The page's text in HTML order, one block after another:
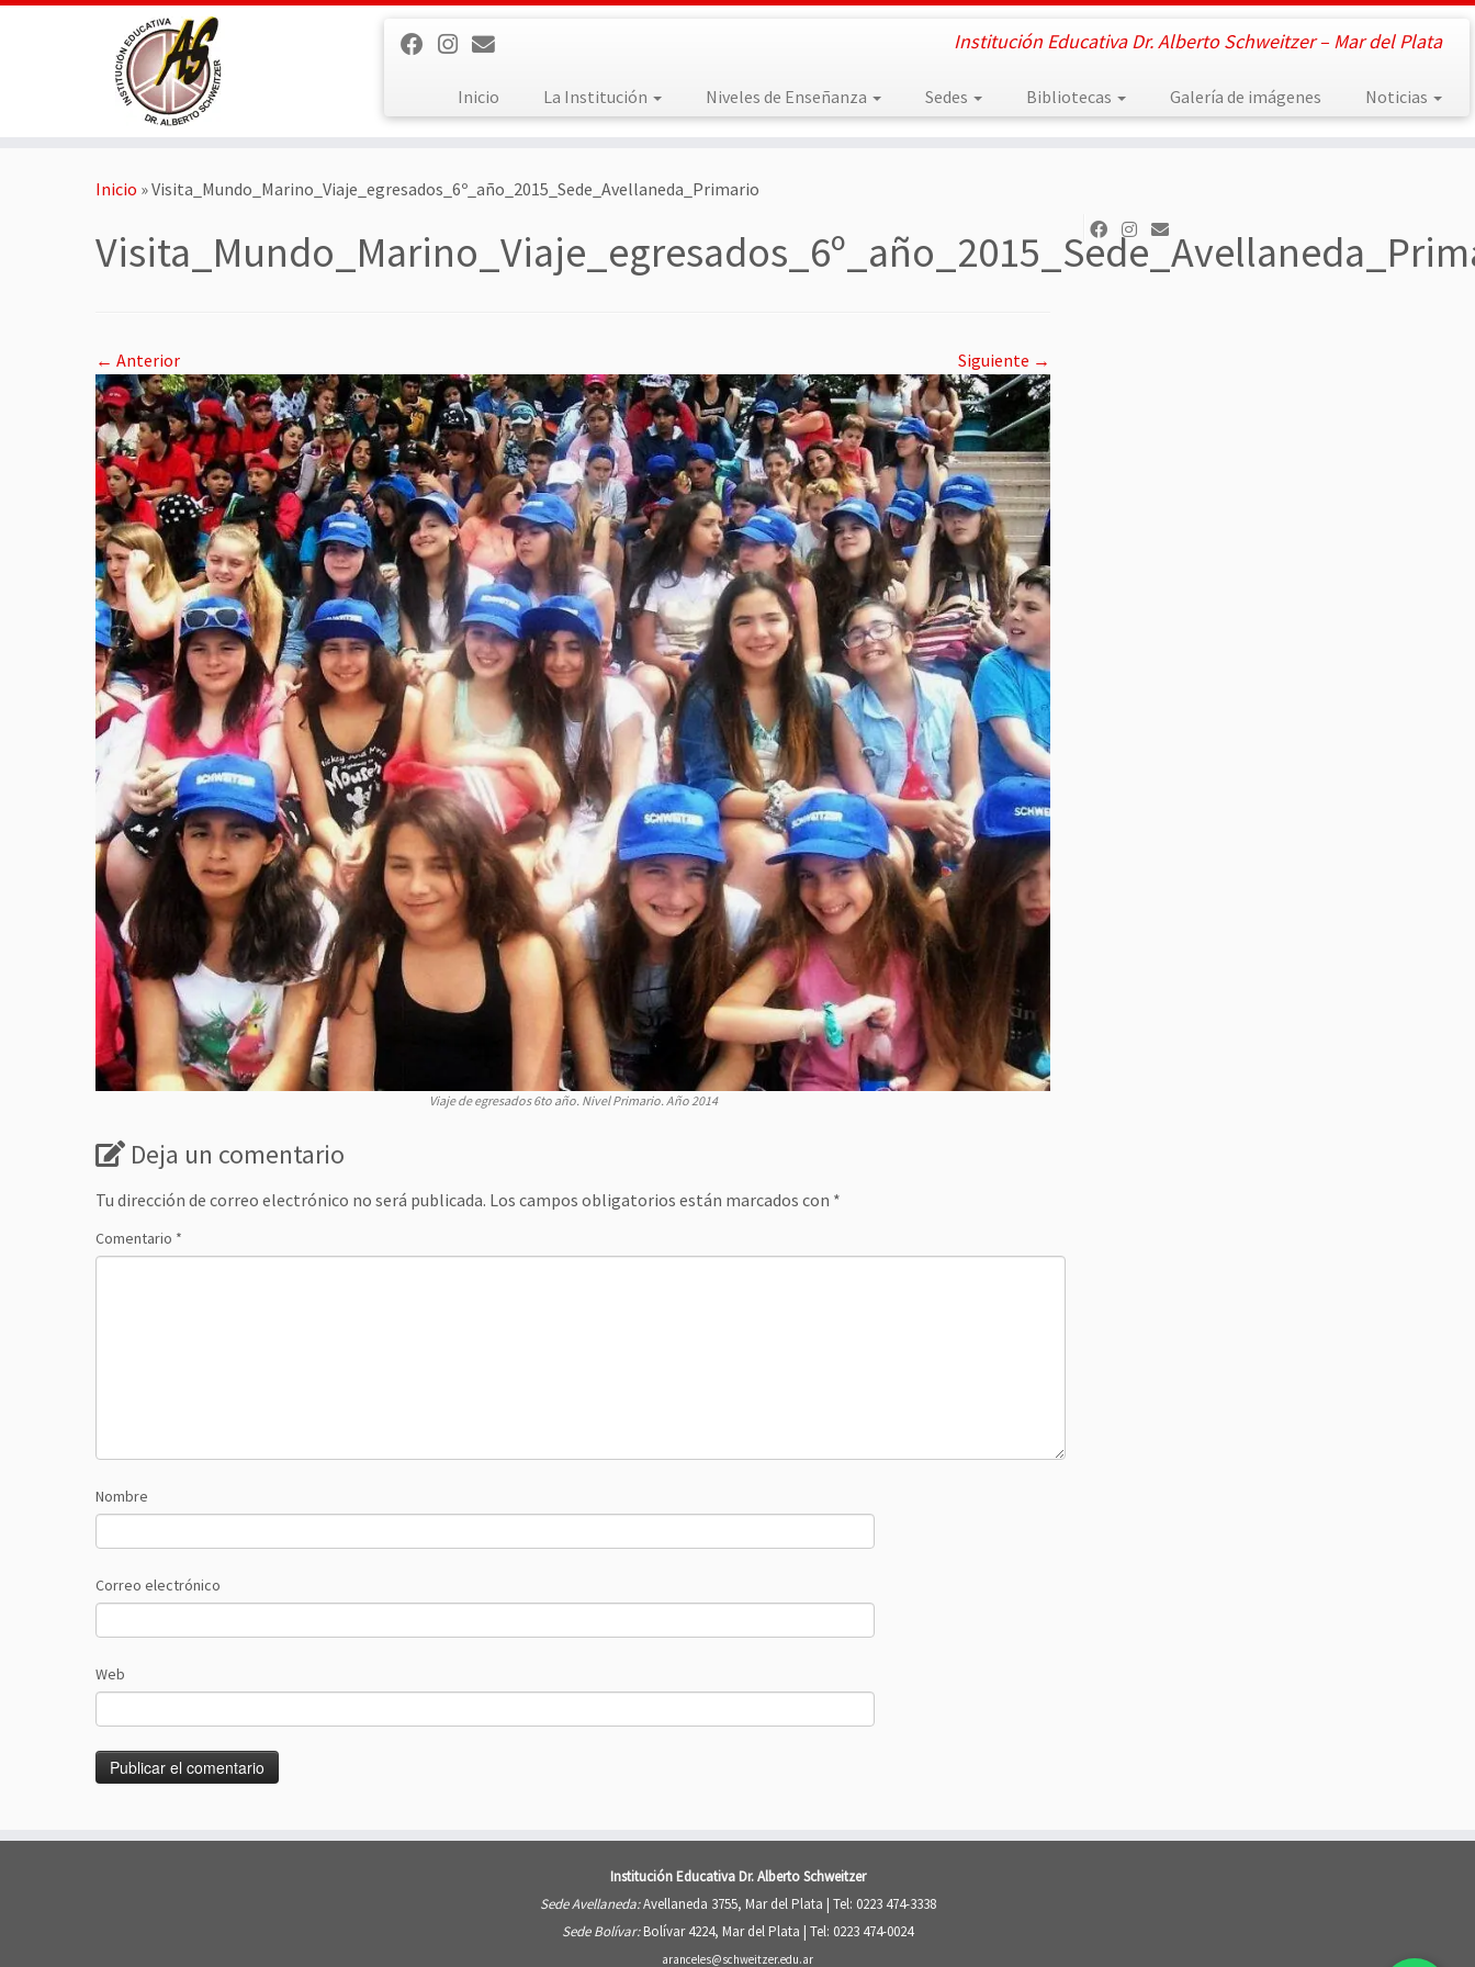
Saltar
Institución Educativa Dr. Alberto Schweitzer – Mar del Plata
Inicio La Institución Niveles de Enseñanza Sedes Bibliotecas Galería de imágenes Noticias
Inicio »Visita_Mundo_Marino_Viaje_egresados_6º_año_2015_Sede_Avellaneda_Primario
← Anterior Siguiente →
Viaje de egresados 6to año. Nivel Primario. Año 2014
Deja un comentario
Tu dirección de correo electrónico no será publicada. Los campos obligatorios están marcados con *
Comentario *
Nombre
Correo electrónico
Web
Institución Educativa Dr. Alberto Schweitzer
Sede Avellaneda:Avellaneda 3755, Mar del Plata | Tel: 0223 474-3338
Sede Bolívar:Bolívar 4224, Mar del Plata | Tel: 0223 474-0024
aranceles@schweitzer.edu.ar